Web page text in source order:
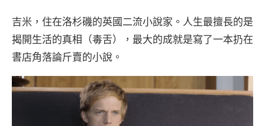
吉米，住在洛杉磯的英國二流小說家。人生最擅長的是
揭開生活的真相（毒舌），最大的成就是寫了一本扔在
書店角落論斤賣的小說。